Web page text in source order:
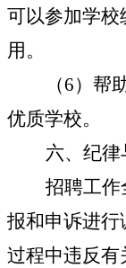
可以参加学校
用。
（6）帮
优质学校。
六、纪律
招聘工作
报和申诉进行
过程中违反有